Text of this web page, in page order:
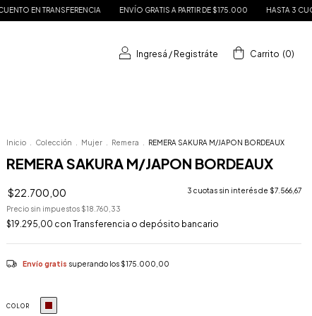
ENVÍO GRATIS A PARTIR DE $175.000 HASTA 3 CUOTAS SIN INTERÉS 15%
Ingresá / Registráte Carrito (0)
Inicio Colección Mujer Remera REMERA SAKURA M/JAPON BORDEAUX
REMERA SAKURA M/JAPON BORDEAUX
$22.700,00 3 cuotas sin interés de $7.566,67
Precio sin impuestos $18.760,33
$19.295,00 con Transferencia o depósito bancario
Envío gratis superando los $175.000,00
COLOR